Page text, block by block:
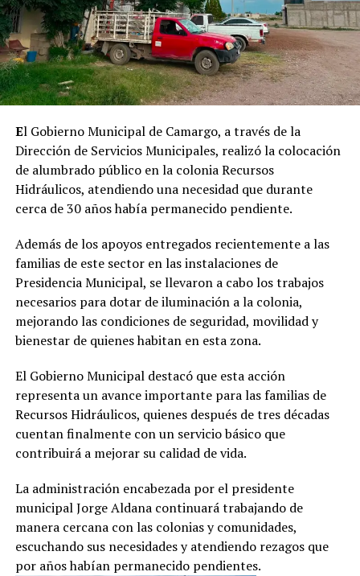
El Gobierno Municipal de Camargo, a través de la
Dirección de Servicios Municipales, realizó la colocación
de alumbrado público en la colonia Recursos
Hidráulicos, atendiendo una necesidad que durante
cerca de 30 años había permanecido pendiente.
Además de los apoyos entregados recientemente a las
familias de este sector en las instalaciones de
Presidencia Municipal, se llevaron a cabo los trabajos
necesarios para dotar de iluminación a la colonia,
mejorando las condiciones de seguridad, movilidad y
bienestar de quienes habitan en esta zona.
El Gobierno Municipal destacó que esta acción
representa un avance importante para las familias de
Recursos Hidráulicos, quienes después de tres décadas
cuentan finalmente con un servicio básico que
contribuirá a mejorar su calidad de vida.
La administración encabezada por el presidente
municipal Jorge Aldana continuará trabajando de
manera cercana con las colonias y comunidades,
escuchando sus necesidades y atendiendo rezagos que
por años habían permanecido pendientes.